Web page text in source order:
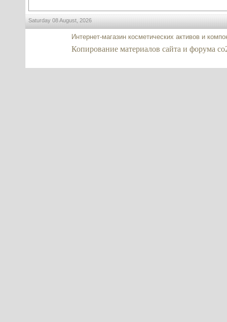
Saturday 08 August, 2026
Интернет-магазин косметических активов и
Копирование материалов сайта и форума